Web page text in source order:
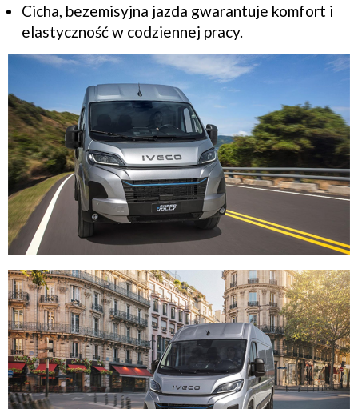
Cicha, bezemisyjna jazda gwarantuje komfort i
elastyczność w codziennej pracy.